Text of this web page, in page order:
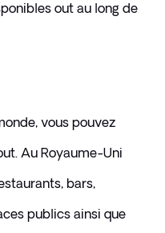
out au long de
vous pouvez
Au Royaume-Uni
bars,
publics ainsi que